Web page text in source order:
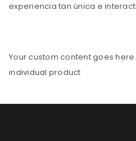
experiencia tan única e
Your custom content goes
individual product